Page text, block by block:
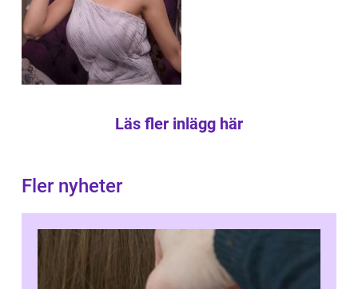
Läs fler inlägg här
Fler nyheter